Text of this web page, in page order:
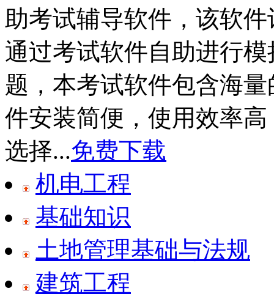
助考试辅导软件，该软
通过考试软件自助进行
题，本考试软件包含海
件安装简便，使用效率
选择...免费下载
机电工程
基础知识
土地管理基础与法规
建筑工程